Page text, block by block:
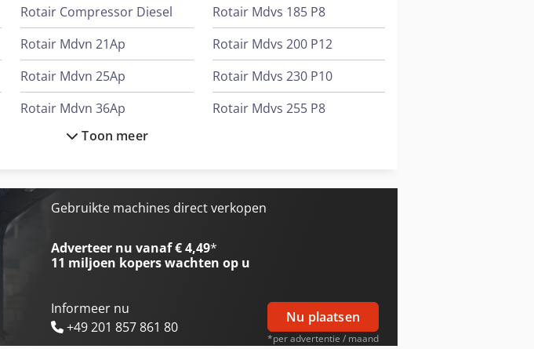
Rotair Compressor Diesel
Rotair Mdvn 21Ap
Rotair Mdvn 25Ap
Rotair Mdvn 36Ap
Rotair Mdvn 80Ad
Rotair Mdvs 120 P7
Rotair Mdvs 185 P8
Rotair Mdvs 200 P12
Rotair Mdvs 230 P10
Rotair Mdvs 255 P8
Toon meer
Gebruikte machines direct verkopen
Adverteer nu vanaf € 4,49*
11 miljoen koperswachten op u
Informeer nu
+49 201 857 861 80
Nu plaatsen
*per advertentie / maand